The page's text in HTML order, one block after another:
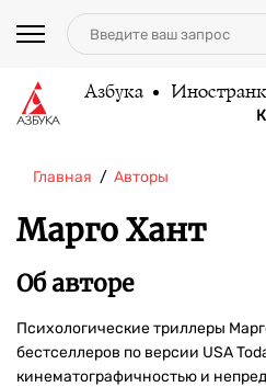
Азбука
Главная Авторы
Марго Хант
Об авторе
Психологические триллеры
бестселлеров по версии USA
кинематографичностью и